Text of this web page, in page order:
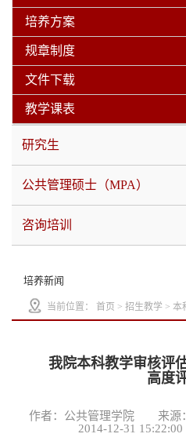
培养方案
规章制度
文件下载
教学课表
研究生
公共管理硕士（MPA）
咨询培训
培养新闻
当前位置： 首页 > 招生教学 > 本
我院本科教学审核评
高度
作者：公共管理学院 来源
2014-12-31